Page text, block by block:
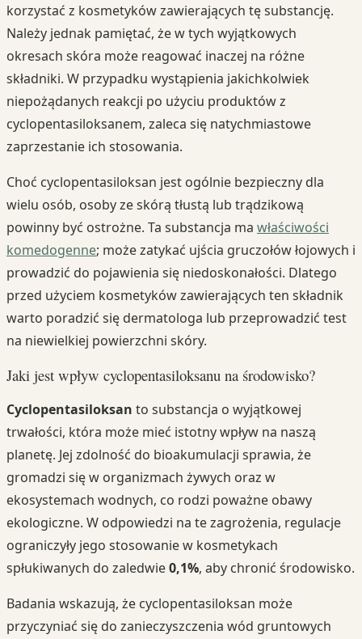
korzystać z kosmetyków zawierających tę substancję.
Należy jednak pamiętać, że w tych wyjątkowych
okresach skóra może reagować inaczej na różne
składniki. W przypadku wystąpienia jakichkolwiek
niepożądanych reakcji po użyciu produktów z
cyclopentasiloksanem, zaleca się natychmiastowe
zaprzestanie ich stosowania.
Choć cyclopentasiloksan jest ogólnie bezpieczny dla
wielu osób, osoby ze skórą tłustą lub trądzikową
powinny być ostrożne. Ta substancja ma właściwości
komedogenne; może zatykać ujścia gruczołów łojowych i
prowadzić do pojawienia się niedoskonałości. Dlatego
przed użyciem kosmetyków zawierających ten składnik
warto poradzić się dermatologa lub przeprowadzić test
na niewielkiej powierzchni skóry.
Jaki jest wpływ cyclopentasiloksanu na środowisko?
Cyclopentasiloksan to substancja o wyjątkowej
trwałości, która może mieć istotny wpływ na naszą
planetę. Jej zdolność do bioakumulacji sprawia, że
gromadzi się w organizmach żywych oraz w
ekosystemach wodnych, co rodzi poważne obawy
ekologiczne. W odpowiedzi na te zagrożenia, regulacje
ograniczyły jego stosowanie w kosmetykach
spłukiwanych do zaledwie0,1%, aby chronić środowisko.
Badania wskazują, że cyclopentasiloksan może
przyczyniać się do zanieczyszczenia wód gruntowych